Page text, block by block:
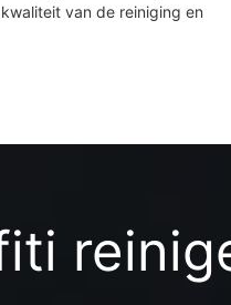
van de reiniging en